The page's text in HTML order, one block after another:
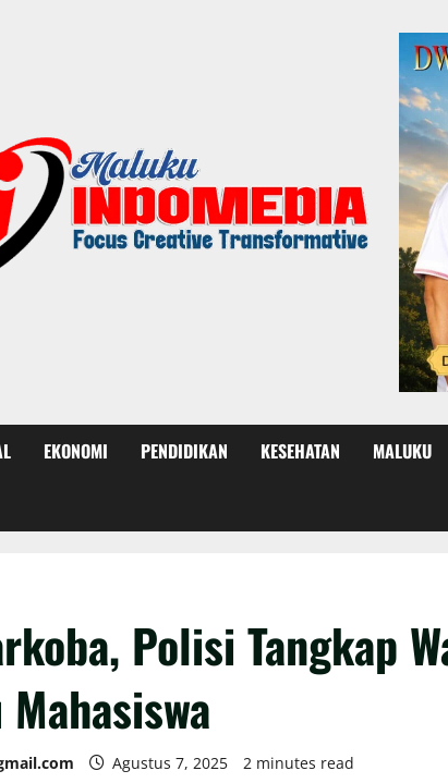
EKONOMI PENDIDIKAN KESEHATAN MALUKU
Polisi Tangkap
Agustus 7, 2025 2 minutes read